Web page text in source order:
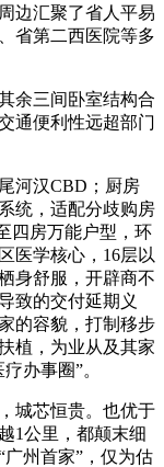
边汇聚了省人平易
省第二西医院等多
余三间卧室结构合
通便利性远超部门
河汉CBD；厨房
统，适配分歧购房
四房万能户型，环
医学核心，16层以
身舒服，开辟商不
致的交付延期义
的容貌，打制移步
植，为业从及其家
办事圈”。
城芯恒贵。也优于
1公里，都颠末细
州首家”，仅为估